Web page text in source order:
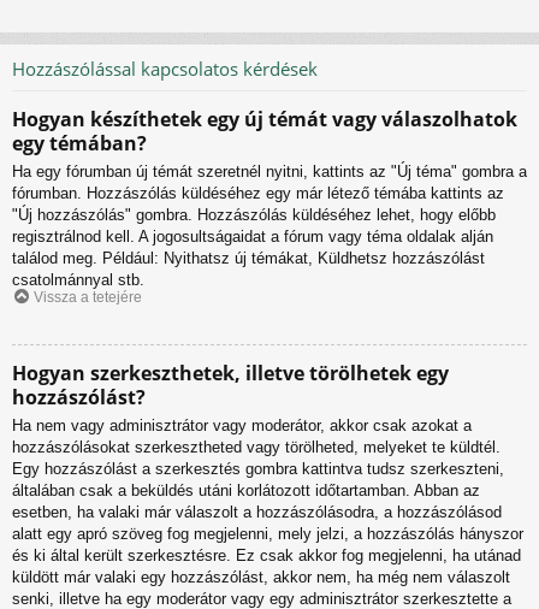
Hozzászólással kapcsolatos kérdések
Hogyan készíthetek egy új témát vagy válaszolhatok
egy témában?
Ha egy fórumban új témát szeretnél nyitni, kattints az "Új téma" gombra a
fórumban. Hozzászólás küldéséhez egy már létező témába kattints az
"Új hozzászólás" gombra. Hozzászólás küldéséhez lehet, hogy előbb
regisztrálnod kell. A jogosultságaidat a fórum vagy téma oldalak alján
találod meg. Például: Nyithatsz új témákat, Küldhetsz hozzászólást
csatolmánnyal stb.
Vissza a tetejére
Hogyan szerkeszthetek, illetve törölhetek egy
hozzászólást?
Ha nem vagy adminisztrátor vagy moderátor, akkor csak azokat a
hozzászólásokat szerkesztheted vagy törölheted, melyeket te küldtél.
Egy hozzászólást a szerkesztés gombra kattintva tudsz szerkeszteni,
általában csak a beküldés utáni korlátozott időtartamban. Abban az
esetben, ha valaki már válaszolt a hozzászólásodra, a hozzászólásod
alatt egy apró szöveg fog megjelenni, mely jelzi, a hozzászólás hányszor
és ki által került szerkesztésre. Ez csak akkor fog megjelenni, ha utánad
küldött már valaki egy hozzászólást, akkor nem, ha még nem válaszolt
senki, illetve ha egy moderátor vagy egy adminisztrátor szerkesztette a